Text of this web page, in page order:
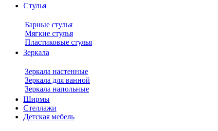
Стулья
Барные стулья
Мягкие стулья
Пластиковые стулья
Зеркала
Зеркала настенные
Зеркала для ванной
Зеркала напольные
Ширмы
Стеллажи
Детская мебель